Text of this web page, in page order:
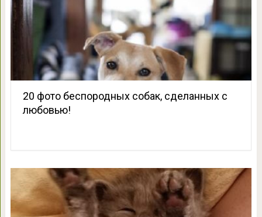
20 фото беспородных собак, сделанных с
любовью!